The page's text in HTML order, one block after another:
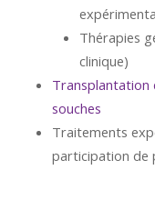
Thérapies
clinique)
Transplantation
souches
Traitements
participation de